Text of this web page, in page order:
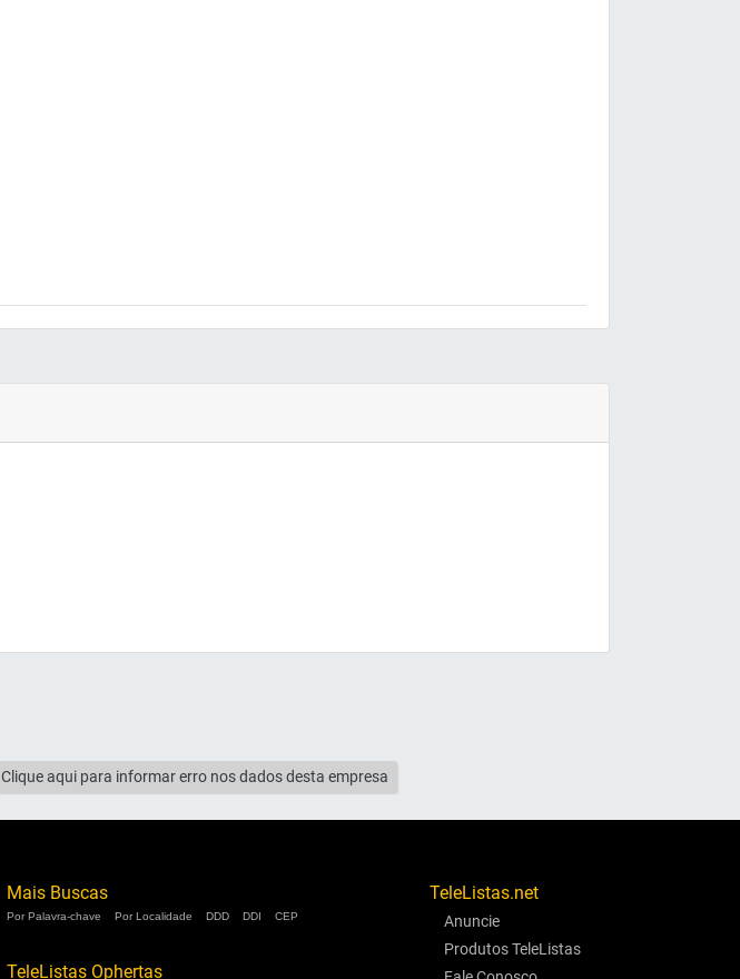
Clique aqui para informar erro nos dados desta empresa
Mais Buscas
Por Palavra-chave Por Localidade DDD DDI CEP
TeleListas Ophertas
TeleListas.net
Anuncie
Produtos TeleListas